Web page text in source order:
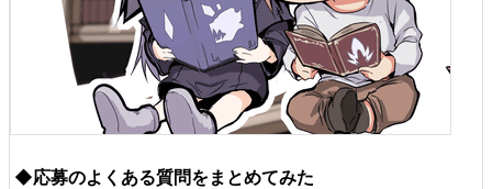
◆応募のよくある質問をまとめてみた